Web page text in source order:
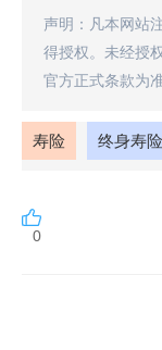
声明：凡本网站
得授权。未经授
官方正式条款为
寿险 终身寿险
0